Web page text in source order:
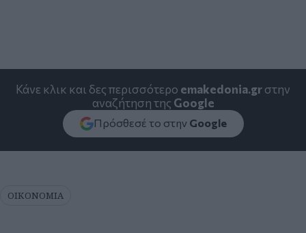
Κάνε κλικ και δες περισσότερο emakedonia.grστην
αναζήτηση της Google
Πρόσθεσέ το στην Google
ΟΙΚΟΝΟΜΙΑ